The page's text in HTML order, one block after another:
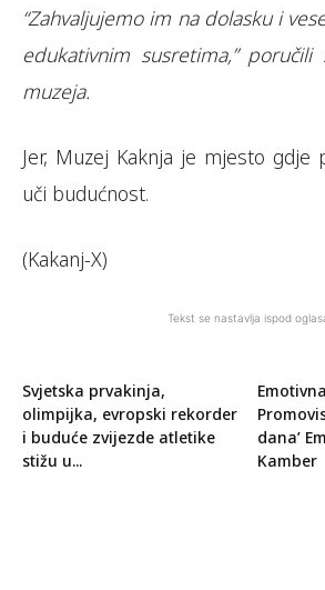
“Zahvaljujemo im na dolasku i
edukativnim susretima,”
muzeja.
Jer, Muzej Kaknja je mjesto gdje
uči budućnost.
(Kakanj-X)
Tekst se nastavlja ispod
Svjetska prvakinja,
olimpijka, evropski rekorder
i buduće zvijezde atletike
stižu u...
dana’
Kamber